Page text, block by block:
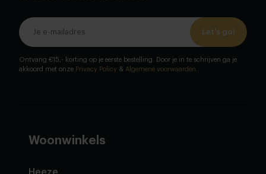
Let's go!
Ontvang €15,- korting op je eerste bestelling. Door je in te schrijven ga je
akkoord met onze Privacy Policy & Algemene voorwaarden
Woonwinkels
Heeze